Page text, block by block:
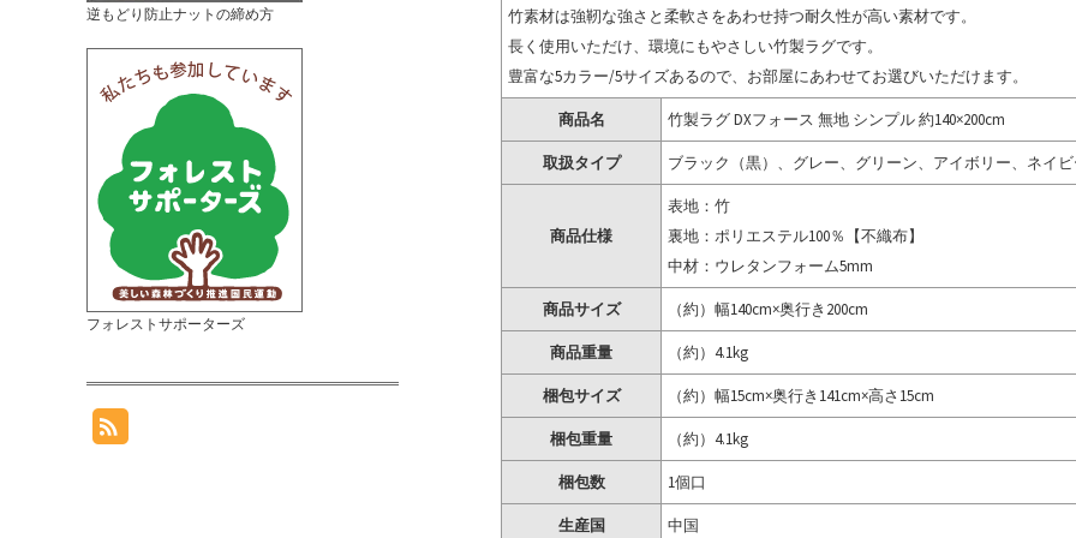
竹素材は強靭な強さと柔軟さをあわせ持つ耐久性が高い素材です。
長く使用いただけ、環境にもやさしい竹製ラグです。
豊富な5カラー/5サイズあるので、お部屋にあわせてお選びいただけます。
商品名 竹製ラグ DXフォース 無地 シンプル 約140×200cm
取扱タイプ ブラック（黒）、グレー、グリーン、アイボリー、ネイ
商品仕様
表地：竹
裏地：ポリエステル100％【不織布】
中材：ウレタンフォーム5mm
商品サイズ （約）幅140cm×奥行き200cm
商品重量 （約）4.1kg
梱包サイズ （約）幅15cm×奥行き141cm×高さ15cm
梱包重量 （約）4.1kg
梱包数 1個口
生産国 中国
逆もどり防止ナットの締め方
フォレストサポーターズ